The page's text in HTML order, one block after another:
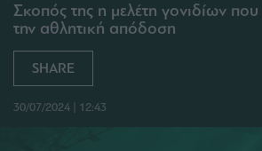
Σκοπός της η μελέτη γονιδίων που
την αθλητική απόδοση
SHARE
30/07/2024 | 12:43